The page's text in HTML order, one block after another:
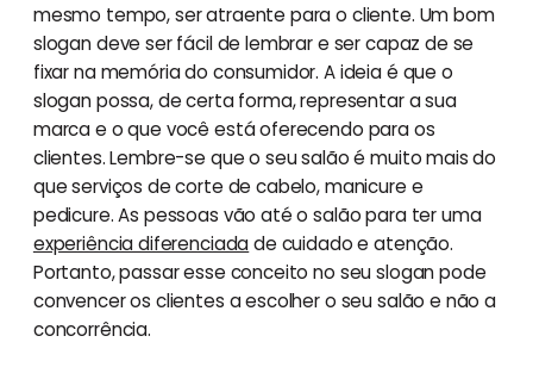
mesmo tempo, ser atraente para o cliente. Um bom
slogan deve ser fácil de lembrar e ser capaz de se
fixar na memória do consumidor. A ideia é que o
slogan possa, de certa forma, representar a sua
marca e o que você está oferecendo para os
clientes. Lembre-se que o seu salão é muito mais do
que serviços de corte de cabelo, manicure e
pedicure. As pessoas vão até o salão para ter uma
experiência diferenciadade cuidado e atenção.
Portanto, passar esse conceito no seu slogan pode
convencer os clientes a escolher o seu salão e não a
concorrência.